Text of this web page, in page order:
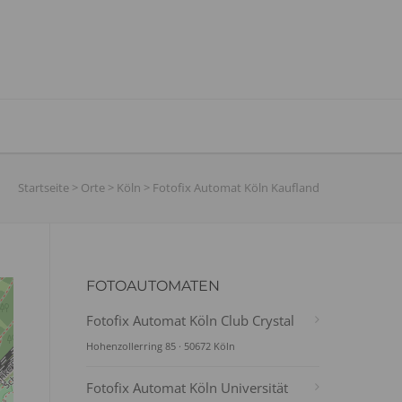
Startseite > Orte > Köln > Fotofix Automat Köln Kaufland
FOTOAUTOMATEN
Fotofix Automat Köln Club Crystal
Hohenzollerring 85 · 50672 Köln
Fotofix Automat Köln Universität